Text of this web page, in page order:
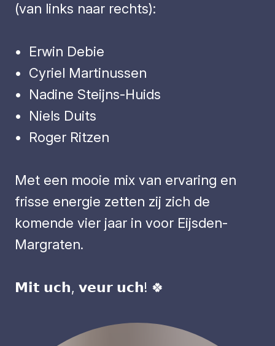
(van links naar rechts):
•⁠ ⁠Erwin Debie
•⁠ ⁠Cyriel Martinussen
•⁠ ⁠⁠Nadine Steijns-Huids
•⁠ ⁠Niels Duits
•⁠ ⁠Roger Ritzen
Met een mooie mix van ervaring en
frisse energie zetten zij zich de
komende vier jaar in voor Eijsden-
Margraten.
𝗠𝗶𝘁 𝘂𝗰𝗵, 𝘃𝗲𝘂𝗿 𝘂𝗰𝗵! 🍀